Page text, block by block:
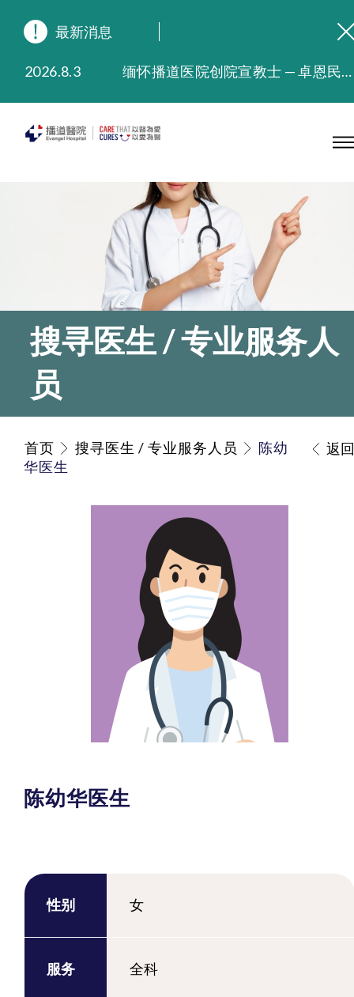
最新消息
2026.8.3
缅怀播道医院创院宣教士 — 卓恩民医生香港追思会
2025.9.23
本院在暴雨或台风警告信号 (包括黑色暴雨及8号或以上热带气旋警告信号) 下，仍会维持有限度服务。如有查询，可致电2711 5222。
搜寻医生 / 专业服务人
员
首页 搜寻医生 / 专业服务人员
陈幼
华医生
返回
陈幼华医生
性别 女
服务 全科